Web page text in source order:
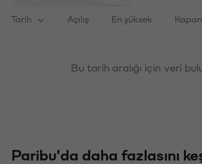
Tarih Açılış En yüksek
Bu tarih aralığı için veri
Paribu'da daha fazlasını